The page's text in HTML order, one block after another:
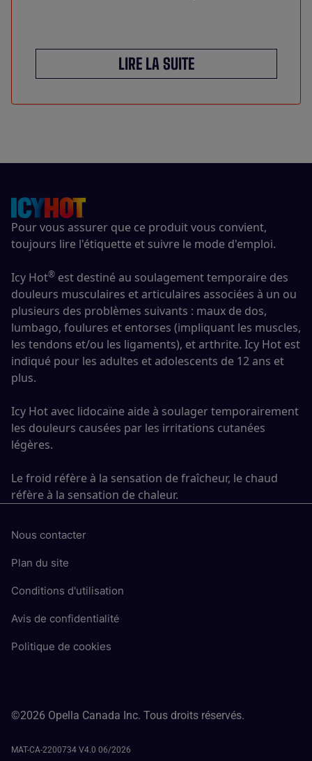
LIRE LA SUITE
Pour vous assurer que ce produit vous convient,
toujours lire l'étiquette et suivre le mode d'emploi.
Icy Hot® est destiné au soulagement temporaire des
douleurs musculaires et articulaires associées à un ou
plusieurs des problèmes suivants : maux de dos,
lumbago, foulures et entorses (impliquant les muscles,
les tendons et/ou les ligaments), et arthrite. Icy Hot est
indiqué pour les adultes et adolescents de 12 ans et
plus.
Icy Hot avec lidocaïne aide à soulager temporairement
les douleurs causées par les irritations cutanées
légères.
Le froid réfère à la sensation de fraîcheur, le chaud
réfère à la sensation de chaleur.
Nous contacter
Plan du site
Conditions d'utilisation
Avis de confidentialité
Politique de cookies
©2026 Opella Canada Inc. Tous droits réservés.
MAT-CA-2200734 V4.0 06/2026